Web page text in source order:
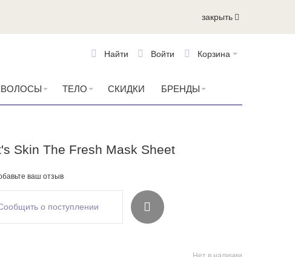
закрыть
Корзина
Войти
Найти
ВОЛОСЫ ТЕЛО СКИДКИ БРЕНДЫ
Skin The Fresh Mask Sheet
ваш отзыв
о поступлении